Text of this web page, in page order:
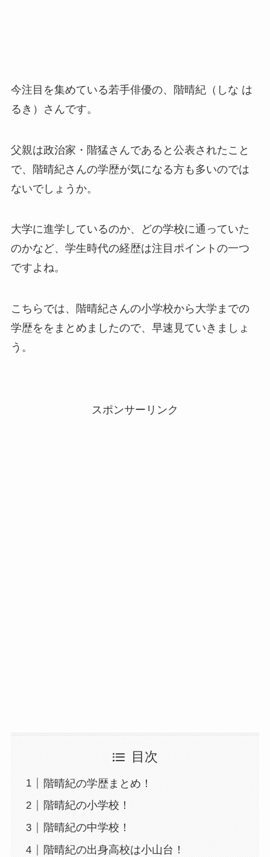
今注目を集めている若手俳優の、階晴紀（しな は
るき）さんです。
父親は政治家・階猛さんであると公表されたこと
で、階晴紀さんの学歴が気になる方も多いのでは
ないでしょうか。
大学に進学しているのか、どの学校に通っていた
のかなど、学生時代の経歴は注目ポイントの一つ
ですよね。
こちらでは、階晴紀さんの小学校から大学までの
学歴ををまとめましたので、早速見ていきましょ
う。
スポンサーリンク
目次
階晴紀の学歴まとめ！
階晴紀の小学校！
階晴紀の中学校！
階晴紀の出身高校は小山台！